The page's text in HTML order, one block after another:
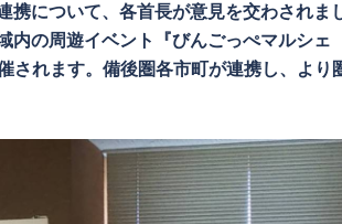
携について、各首長が意見を交わされま
内の周遊イベント『びんごっぺマルシェ
されます。備後圏各市町が連携し、より